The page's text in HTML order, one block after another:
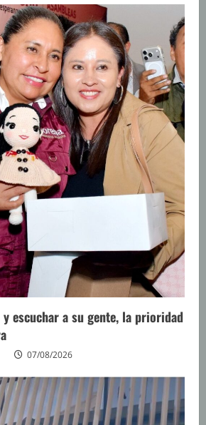
escuchar a su gente, la prioridad
07/08/2026